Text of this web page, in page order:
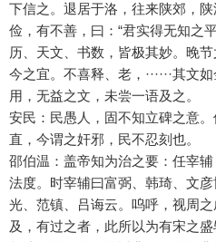
下信之。退居于洛，往来陕郊，
俭，有不善，曰：“君实得无知之
历、天文、书数，皆极其妙。晚
今之宜。不喜释、老，······其文
用，无益之文，未尝一语及之。
安民：民愚人，固不知立碑之意
直，今谓之奸邪，民不忍刻也。
邵伯温：盖帝知为治之要：任宰
法度。时宰辅曰富弼、韩琦、文
光、范镇、吕诲云。呜呼，视周
及，有过之者，此所以为有宋之盛